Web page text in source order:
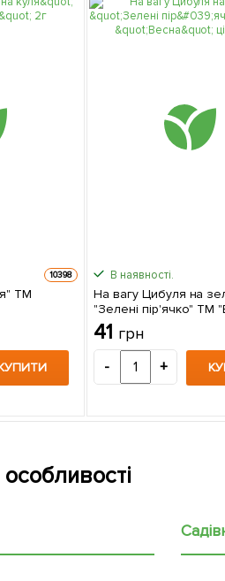
10398
ТМ
В наявності.
На вагу Цибуля на
"Зелені пір'ячко" ТМ
ціна за 3г
41 грн
- +